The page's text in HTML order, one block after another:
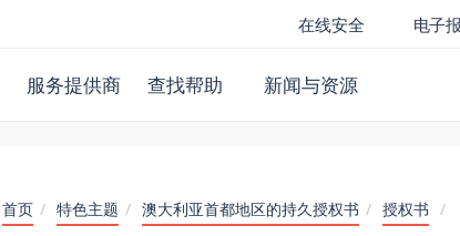
在线安全 电子报
服务提供商 查找帮助 新闻与资源
首页 / 特色主题 / 澳大利亚首都地区的持久授权书 / 授权书 /